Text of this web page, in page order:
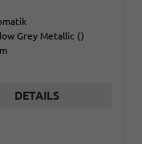
Grey Metallic ()
DETAILS